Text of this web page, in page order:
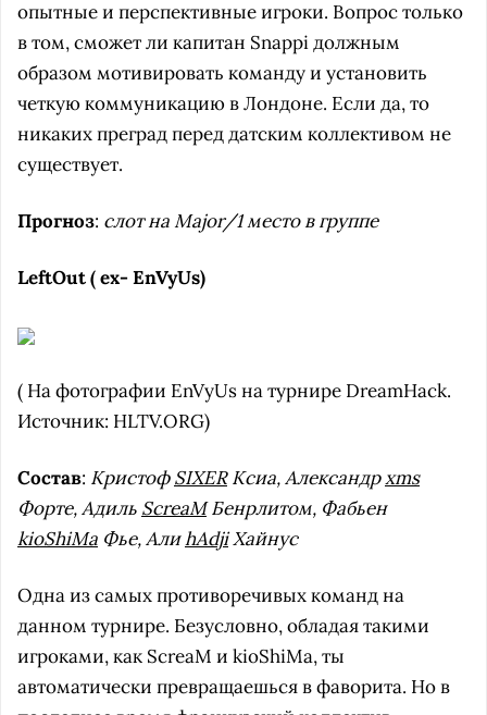
опытные и перспективные игроки. Вопрос только
в том, сможет ли капитан Snappi должным
образом мотивировать команду и установить
четкую коммуникацию в Лондоне. Если да, то
никаких преград перед датским коллективом не
существует.
Прогноз: слот наMajor/1 место в группе
LeftOut ( ex- EnVyUs)
( На фотографии EnVyUs на турнире DreamHack.
Источник: HLTV.ORG)
Состав: КристофSIXERКсиа, Александрxms
Форте, Адиль ScreaMБенрлитом, Фабьен
kioShiMa Фье, АлиhAdjiХайнус
Одна из самых противоречивых команд на
данном турнире. Безусловно, обладая такими
игроками, как ScreaM и kioShiMa, ты
автоматически превращаешься в фаворита. Но в